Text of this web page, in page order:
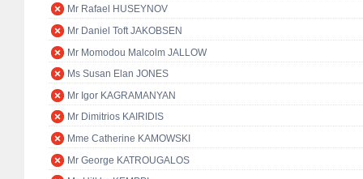
Mr Rafael HUSEYNOV
Mr Daniel Toft JAKOBSEN
Mr Momodou Malcolm JALLOW
Ms Susan Elan JONES
Mr Igor KAGRAMANYAN
Mr Dimitrios KAIRIDIS
Mme Catherine KAMOWSKI
Mr George KATROUGALOS